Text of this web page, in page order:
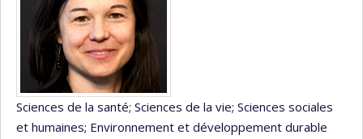
Sciences de la santé; Sciences de la vie; Sciences sociales
et humaines; Environnement et développement durable